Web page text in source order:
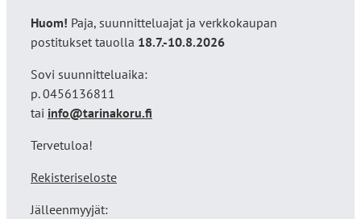
Huom! Paja, suunnitteluajat ja verkkokaupan
postitukset tauolla 18.7.-10.8.2026
Sovi suunnitteluaika:
p. 0456136811
tai info@tarinakoru.fi
Tervetuloa!
Rekisteriseloste
Jälleenmyyjät: